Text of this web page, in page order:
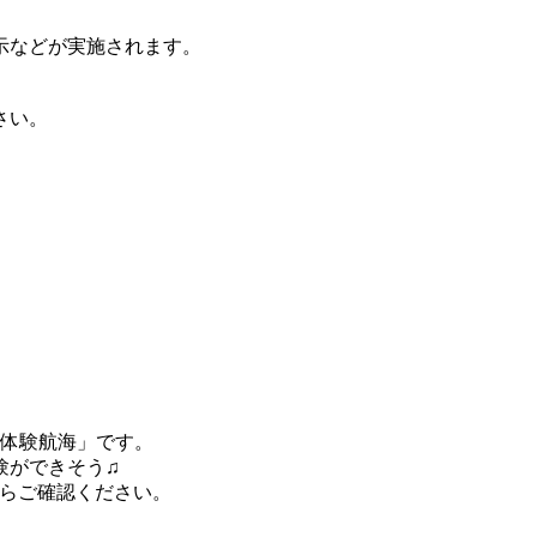
どが実施されます。
。
験航海」です。
ができそう♫
ご確認ください。